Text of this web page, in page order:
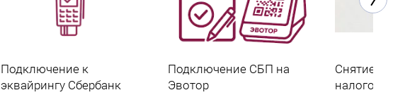
Подключение к
эквайрингу Сбербанк
Подключение СБП на
Эвотор
Снятие ККТ
налоговой